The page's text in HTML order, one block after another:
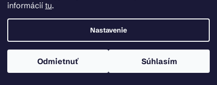
informácií tu.
Nastavenie
Odmietnuť Súhlasím